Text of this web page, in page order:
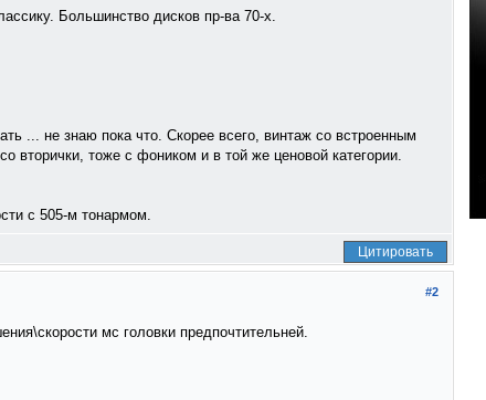
Большинство дисков пр-ва 70-х.
... не знаю пока что. Скорее всего, винтаж со встроенным
вторички, тоже с фоником и в той же ценовой категории.
с 505-м тонармом.
Цитировать
#2
мс головки предпочтительней.